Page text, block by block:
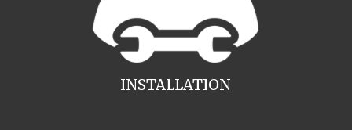
INSTALLATION